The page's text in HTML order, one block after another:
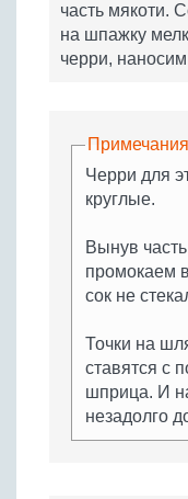
часть мякоти.
на шпажку
черри,
Примечания
Черри для
круглые.
Вынув
промокаем
сок не
Точки на
ставятся с
шприца. И
незадолго